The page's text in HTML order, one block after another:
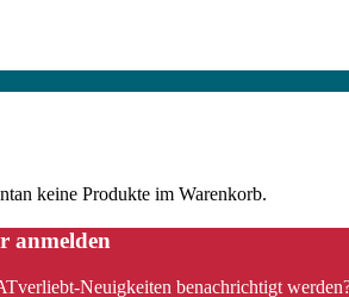
keine Produkte im Warenkorb.
anmelden
Neuigkeiten benachrichtigt